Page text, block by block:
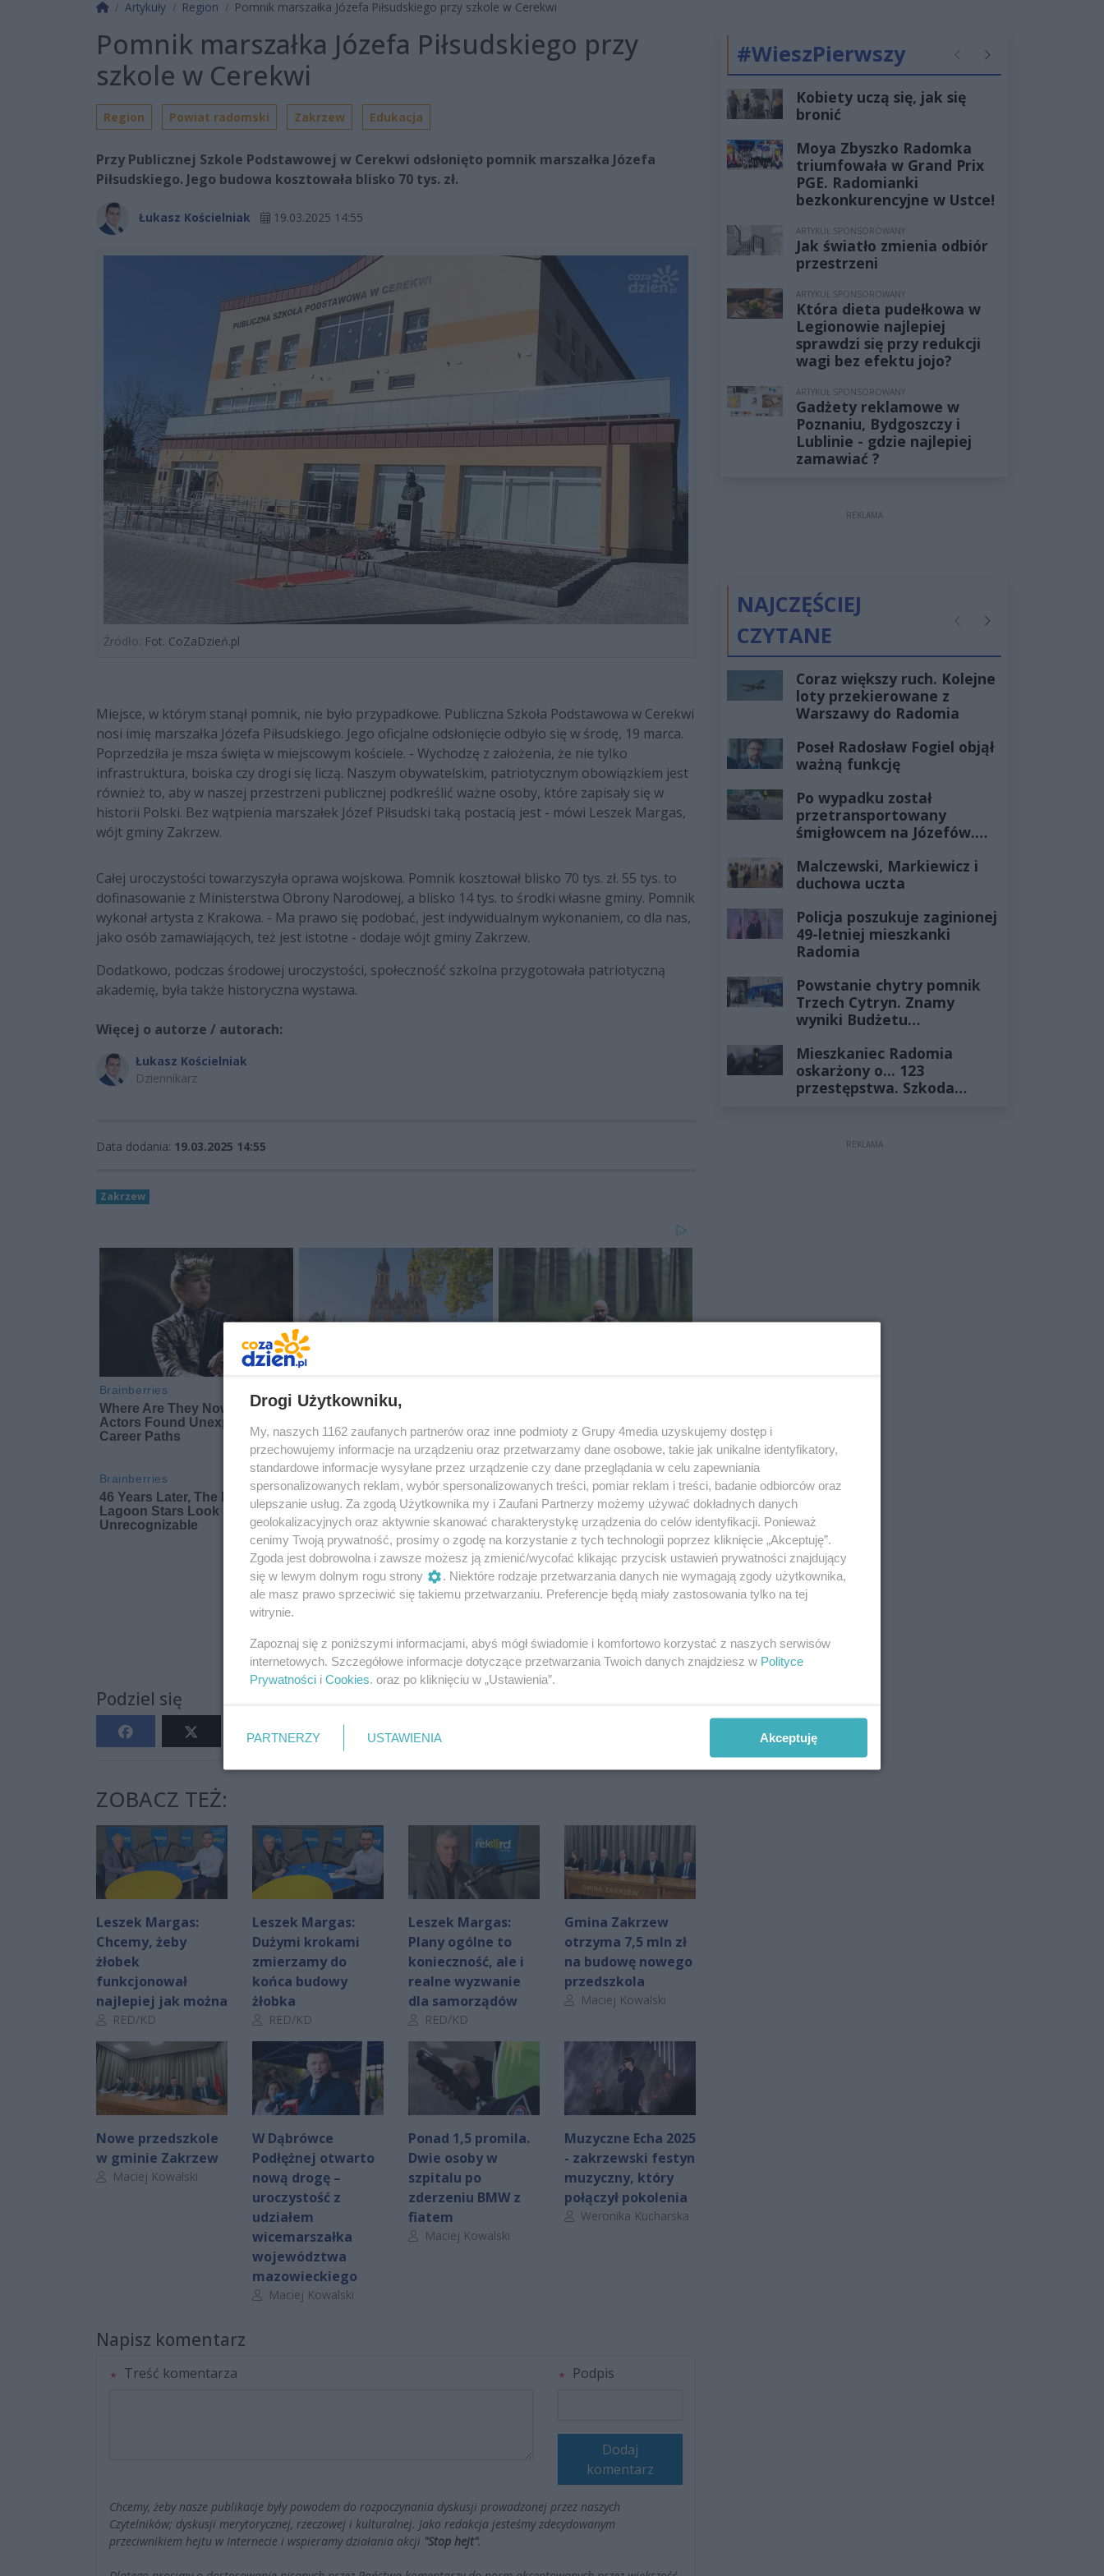
Strona główna
Artykuły Region Pomnik marszałka Józefa Piłsudskiego przy szkole w Cerekwi
Pomnik marszałka Józefa Piłsudskiego przy
szkole w Cerekwi
Region Powiat radomski Zakrzew Edukacja
Przy Publicznej Szkole Podstawowej w Cerekwi odsłonięto pomnik marszałka Józefa
Piłsudskiego. Jego budowa kosztowała blisko 70 tys. zł.
Łukasz Kościelniak 19.03.2025 14:55
Źródło: Fot. CoZaDzień.pl
Miejsce, w którym stanął pomnik, nie było przypadkowe. Publiczna Szkoła Podstawowa w Cerekwi
nosi imię marszałka Józefa Piłsudskiego. Jego oficjalne odsłonięcie odbyło się w środę, 19 marca.
Poprzedziła je msza święta w miejscowym kościele. - Wychodzę z założenia, że nie tylko
infrastruktura, boiska czy drogi się liczą. Naszym obywatelskim, patriotycznym obowiązkiem jest
również to, aby w naszej przestrzeni publicznej podkreślić ważne osoby, które zapisały się w
historii Polski. Bez wątpienia marszałek Józef Piłsudski taką postacią jest - mówi Leszek Margas,
wójt gminy Zakrzew.
Całej uroczystości towarzyszyła oprawa wojskowa. Pomnik kosztował blisko 70 tys. zł. 55 tys. to
dofinasowanie z Ministerstwa Obrony Narodowej, a blisko 14 tys. to środki własne gminy. Pomnik
wykonał artysta z Krakowa. - Ma prawo się podobać, jest indywidualnym wykonaniem, co dla nas,
jako osób zamawiających, też jest istotne - dodaje wójt gminy Zakrzew.
Dodatkowo, podczas środowej uroczystości, społeczność szkolna przygotowała patriotyczną
akademię, była także historyczna wystawa.
Więcej o autorze / autorach:
Łukasz Kościelniak
Dziennikarz
Data dodania: 19.03.2025 14:55
Zakrzew
Podziel się
ZOBACZ TEŻ:
Leszek Margas:
Chcemy, żeby
żłobek
funkcjonował
najlepiej jak można
Autor artykułu:
RED/KD
Leszek Margas:
Dużymi krokami
zmierzamy do
końca budowy
żłobka
Autor artykułu:
RED/KD
Leszek Margas:
Plany ogólne to
konieczność, ale i
realne wyzwanie
dla samorządów
Autor artykułu:
RED/KD
Gmina Zakrzew
otrzyma 7,5 mln zł
na budowę nowego
przedszkola
Autor artykułu:
Maciej Kowalski
Nowe przedszkole
w gminie Zakrzew
Autor artykułu:
Maciej Kowalski
W Dąbrówce
Podłężnej otwarto
nową drogę –
uroczystość z
udziałem
wicemarszałka
województwa
mazowieckiego
Autor artykułu:
Maciej Kowalski
Ponad 1,5 promila.
Dwie osoby w
szpitalu po
zderzeniu BMW z
fiatem
Autor artykułu:
Maciej Kowalski
Muzyczne Echa 2025
- zakrzewski festyn
muzyczny, który
połączył pokolenia
Autor artykułu:
Weronika Kucharska
Napisz komentarz
Treść komentarza Podpis
Dodaj
komentarz
Chcemy, żeby nasze publikacje były powodem do rozpoczynania dyskusji prowadzonej przez naszych
Czytelników; dyskusji merytorycznej, rzeczowej i kulturalnej. Jako redakcja jesteśmy zdecydowanym
przeciwnikiem hejtu w Internecie i wspieramy działania akcji "Stop hejt".
#WieszPierwszy PoprzednieNastępne
Kobiety uczą się, jak się
bronić
Moya Zbyszko Radomka
triumfowała w Grand Prix
PGE. Radomianki
bezkonkurencyjne w Ustce!
ARTYKUŁ SPONSOROWANY
Jak światło zmienia odbiór
przestrzeni
ARTYKUŁ SPONSOROWANY
Która dieta pudełkowa w
Legionowie najlepiej
sprawdzi się przy redukcji
wagi bez efektu jojo?
ARTYKUŁ SPONSOROWANY
Gadżety reklamowe w
Poznaniu, Bydgoszczy i
Lublinie - gdzie najlepiej
zamawiać ?
REKLAMA
NAJCZĘŚCIEJ
CZYTANE
PoprzednieNastępne
Coraz większy ruch. Kolejne
loty przekierowane z
Warszawy do Radomia
Poseł Radosław Fogiel objął
ważną funkcję
Po wypadku został
przetransportowany
śmigłowcem na Józefów.
żyłach
Malczewski, Markiewicz i
duchowa uczta
Policja poszukuje zaginionej
49-letniej mieszkanki
Radomia
Powstanie chytry pomnik
Trzech Cytryn. Znamy
wyniki Budżetu
Mieszkaniec Radomia
oskarżony o... 123
przestępstwa. Szkoda
REKLAMA
Drogi Użytkowniku,
My, naszych 1162 zaufanych partnerów oraz inne podmioty z Grupy 4media uzyskujemy dostęp i
przechowujemy informacje na urządzeniu oraz przetwarzamy dane osobowe, takie jak unikalne identyfikatory,
standardowe informacje wysyłane przez urządzenie czy dane przeglądania w celu zapewniania
spersonalizowanych reklam, wybór spersonalizowanych treści, pomiar reklam i treści, badanie odbiorców oraz
ulepszanie usług. Za zgodą Użytkownika my i Zaufani Partnerzy możemy używać dokładnych danych
geolokalizacyjnych oraz aktywnie skanować charakterystykę urządzenia do celów identyfikacji. Ponieważ
cenimy Twoją prywatność, prosimy o zgodę na korzystanie z tych technologii poprzez kliknięcie „Akceptuję”.
Zgoda jest dobrowolna i zawsze możesz ją zmienić/wycofać klikając przycisk ustawień prywatności znajdujący
się w lewym dolnym rogu strony
. Niektóre rodzaje przetwarzania danych nie wymagają zgody użytkownika,
ale masz prawo sprzeciwić się takiemu przetwarzaniu. Preferencje będą miały zastosowania tylko na tej
witrynie.
Zapoznaj się z poniższymi informacjami, abyś mógł świadomie i komfortowo korzystać z naszych serwisów
internetowych. Szczegółowe informacje dotyczące przetwarzania Twoich danych znajdziesz w Polityce
Prywatności i Cookies. oraz po kliknięciu w „Ustawienia”.
PARTNERZY USTAWIENIA Akceptuję